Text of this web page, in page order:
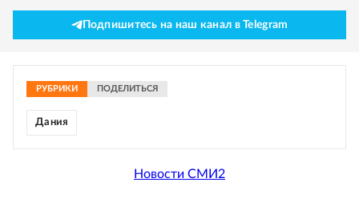
Подпишитесь на наш канал в Telegram
РУБРИКИ ПОДЕЛИТЬСЯ
Дания
Новости СМИ2